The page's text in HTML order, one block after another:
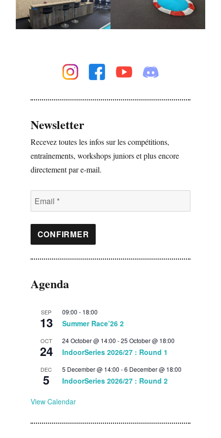
Newsletter
Recevez toutes les infos sur les compétitions,
entraînements, workshops juniors et plus encore
directement par e-mail.
Agenda
SEP
13
09:00 - 18:00
Summer Race’26 2
OCT
24
24 October @ 14:00 -25 October @ 18:00
IndoorSeries 2026/27 : Round 1
DEC
5
5 December @ 14:00 -6 December @ 18:00
IndoorSeries 2026/27 : Round 2
View Calendar